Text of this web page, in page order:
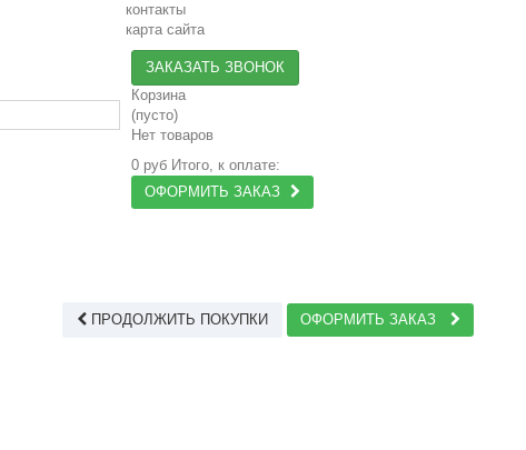
контакты
карта сайта
ЗАКАЗАТЬ ЗВОНОК
Корзина
(пусто)
Нет товаров
0 руб Итого, к оплате:
ОФОРМИТЬ ЗАКАЗ
ПРОДОЛЖИТЬ ПОКУПКИ
ОФОРМИТЬ ЗАКАЗ